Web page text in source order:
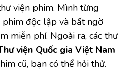
viện phim. Mình từng
độc lập và bất ngờ
miễn phí. Ngoài ra, các thư
viện Quốc gia Việt Nam
cũ, bạn có thể hỏi thử.